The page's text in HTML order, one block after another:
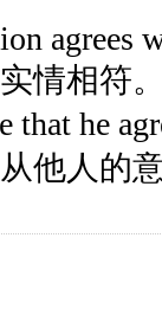
agrees
情相符
that he
他人的